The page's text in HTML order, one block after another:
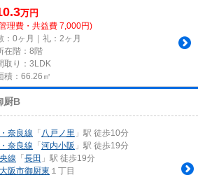
万円
理費・共益費 7,000円)
：0ヶ月｜礼：2ヶ月
在階：8階
取り：3LDK
積：66.26㎡
厨B
奈良線 「 八戸ノ里 」駅 徒歩10分
奈良線 「河内小阪 」駅 徒歩19分
線 「長田 」駅 徒歩19分
阪市御厨東 １丁目